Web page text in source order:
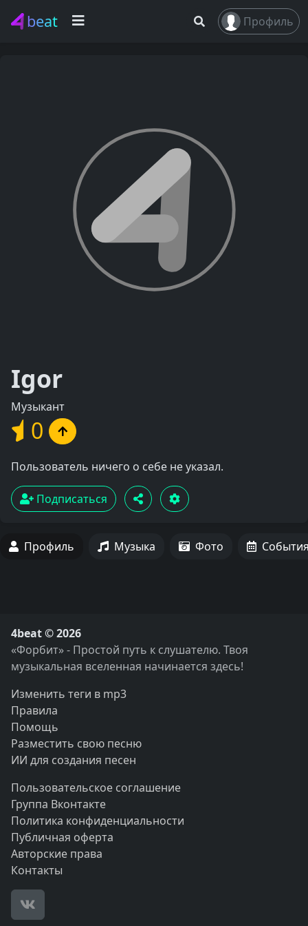
beat Профиль
Igor
Музыкант
0
Пользователь ничего о себе не указал.
Подписаться
Профиль Музыка Фото
4beat © 2026
«Форбит» - Простой путь к слушателю. Твоя
музыкальная вселенная начинается здесь!
Изменить теги в mp3
Правила
Помощь
Разместить свою песню
ИИ для создания песен
Пользовательское соглашение
Группа Вконтакте
Политика конфиденциальности
Публичная оферта
Авторские права
Контакты